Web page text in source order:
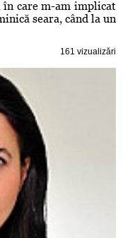
în care m-am implicat
seara, când la un
161 vizualizări